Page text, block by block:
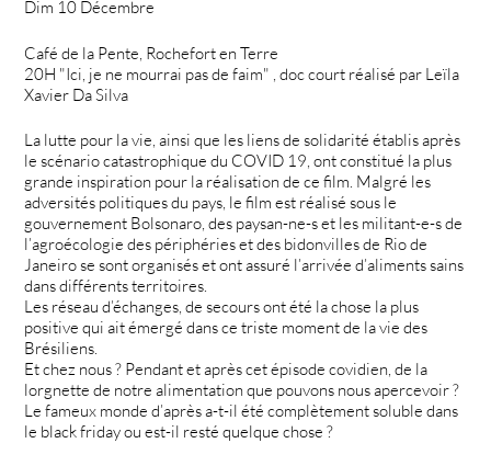
Dim 10 Décembre
Café de la Pente, Rochefort en Terre
20H "Ici, je ne mourrai pas de faim" , doc court réalisé par Leïla
Xavier Da Silva
La lutte pour la vie, ainsi que les liens de solidarité établis après
le scénario catastrophique du COVID 19, ont constitué la plus
grande inspiration pour la réalisation de ce film. Malgré les
adversités politiques du pays, le film est réalisé sous le
gouvernement Bolsonaro, des paysan-ne-s et les militant-e-s de
l’agroécologie des périphéries et des bidonvilles de Rio de
Janeiro se sont organisés et ont assuré l’arrivée d’aliments sains
dans différents territoires.
Les réseau d’échanges, de secours ont été la chose la plus
positive qui ait émergé dans ce triste moment de la vie des
Brésiliens.
Et chez nous ? Pendant et après cet épisode covidien, de la
lorgnette de notre alimentation que pouvons nous apercevoir ?
Le fameux monde d’après a-t-il été complètement soluble dans
le black friday ou est-il resté quelque chose ?